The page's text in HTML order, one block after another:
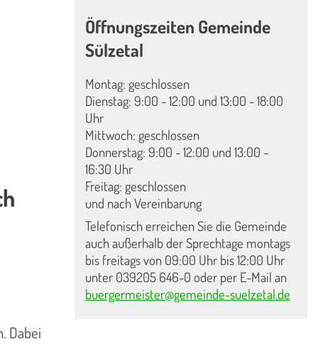
Dabei
Öffnungszeiten Gemeinde
Sülzetal
Montag: geschlossen
Dienstag: 9:00 - 12:00 und 13:00 - 18:00
Uhr
Mittwoch: geschlossen
Donnerstag: 9:00 - 12:00 und 13:00 -
16:30 Uhr
Freitag: geschlossen
und nach Vereinbarung
Telefonisch erreichen Sie die Gemeinde
auch außerhalb der Sprechtage montags
bis freitags von 09:00 Uhr bis 12:00 Uhr
unter 039205 646-0 oder per E-Mail an
buergermeister@gemeinde-suelzetal.de